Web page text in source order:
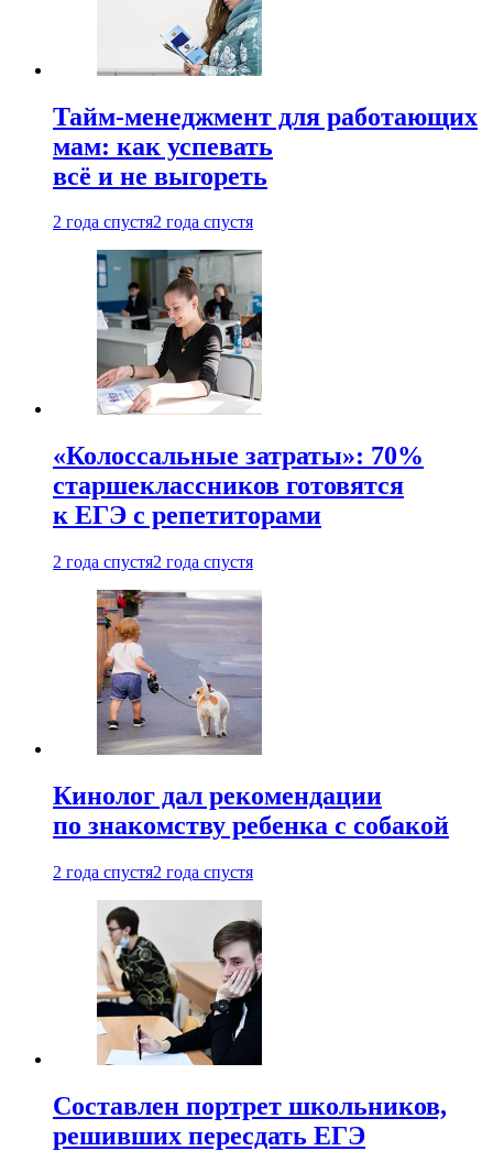
Тайм-менеджмент для работающих
мам: как успевать
всё и не выгореть
2 года спустя2 года спустя
«Колоссальные затраты»: 70%
старшеклассников готовятся
к ЕГЭ с репетиторами
2 года спустя2 года спустя
Кинолог дал рекомендации
по знакомству ребенка с собакой
2 года спустя2 года спустя
Составлен портрет школьников,
решивших пересдать ЕГЭ